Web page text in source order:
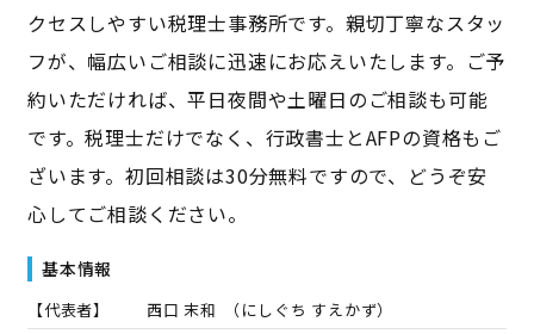
クセスしやすい税理士事務所です。親切丁寧なスタッ
フが、幅広いご相談に迅速にお応えいたします。ご予
約いただければ、平日夜間や土曜日のご相談も可能
です。税理士だけでなく、行政書士とAFPの資格もご
ざいます。初回相談は30分無料ですので、どうぞ安
心してご相談ください。
基本情報
【代表者】 西口 末和 （にしぐち すえかず）